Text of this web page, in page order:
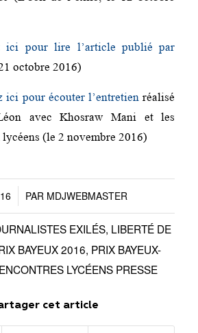
ici pour lire l’article publié par
octobre 2016)
ici pour écouter l’entretien réalisé
avec Khosraw Mani et les
(le 2 novembre 2016)
PAR MDJWEBMASTER
EXILÉS, LIBERTÉ DE
BAYEUX 2016, PRIX BAYEUX-
LYCÉENS PRESSE
cet article